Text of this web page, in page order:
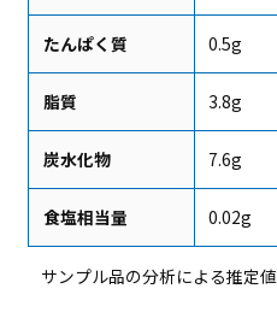
たんぱく質 0.5g
脂質 3.8g
炭水化物 7.6g
食塩相当量 0.02g
サンプル品の分析による推定値